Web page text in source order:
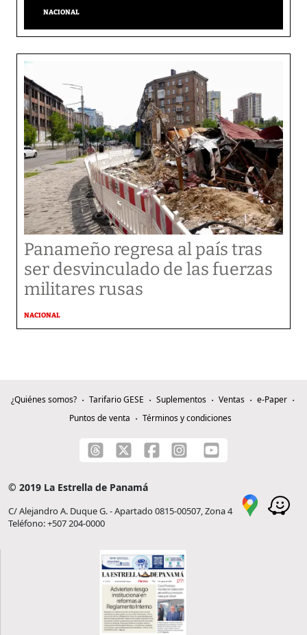
NACIONAL
Panameño regresa al país tras
ser desvinculado de las fuerzas
militares rusas
NACIONAL
¿Quiénes somos? Tarifario GESE Suplementos Ventas
e-Paper
Puntos de venta
Términos y condiciones
© 2019 La Estrella de Panamá
C/ Alejandro A. Duque G. - Apartado 0815-00507, Zona 4
Teléfono: +507 204-0000